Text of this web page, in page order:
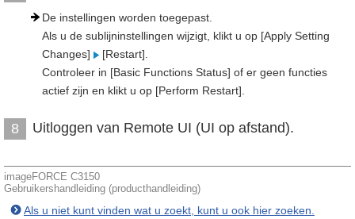
De instellingen worden toegepast.
Als u de sublijninstellingen wijzigt, klikt u op [Apply Setting
Changes]
[Restart].
Controleer in [Basic Functions Status] of er geen functies
actief zijn en klikt u op [Perform Restart].
8 Uitloggen van Remote UI (UI op afstand).
imageFORCE C3150
Gebruikershandleiding (producthandleiding)
Als u niet kunt vinden wat u zoekt, kunt u ook hier zoeken.